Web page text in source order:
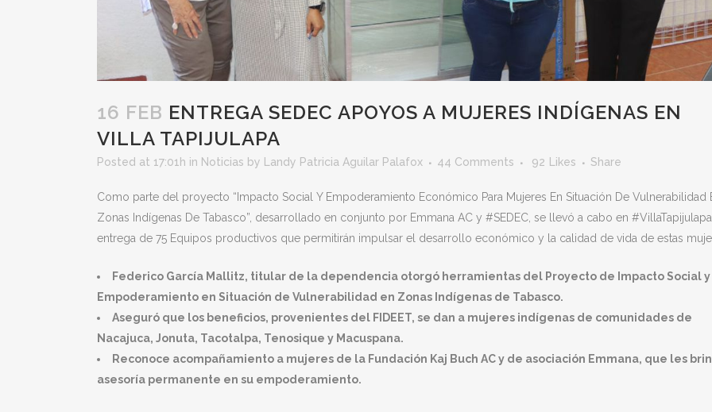
16 FEB ENTREGA SEDEC APOYOS A MUJERES INDÍGENAS EN
VILLA TAPIJULAPA
Posted at 17:01h in Noticias by Landy Patricia Aguilar Palafox 44 Comments 92 Likes Share
Como parte del proyecto “Impacto Social Y Empoderamiento Económico Para Mujeres En Situación De Vulnerabilidad
Zonas Indígenas De Tabasco”, desarrollado en conjunto por Emmana AC y #SEDEC, se llevó a cabo en
entrega de 75 Equipos productivos que permitirán impulsar el desarrollo económico y la calidad de vida de estas
Federico García Mallitz, titular de la dependencia otorgó herramientas del Proyecto de Impacto Social y
Empoderamiento en Situación de Vulnerabilidad en Zonas Indígenas de Tabasco.
Aseguró que los beneficios, provenientes del FIDEET, se dan a mujeres indígenas de comunidades de
Nacajuca, Jonuta, Tacotalpa, Tenosique y Macuspana.
Reconoce acompañamiento a mujeres de la Fundación Kaj Buch AC y de asociación Emmana, que les
asesoría permanente en su empoderamiento.